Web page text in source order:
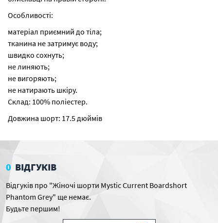
Особливості:
матеріал приємний до тіла;
тканина не затримує воду;
швидко сохнуть;
не линяють;
не вигоряють;
не натирають шкіру.
Склад: 100% поліестер.
Довжина шорт: 17.5 дюймів
0 ВІДГУКІВ
Відгуків про "Жіночі шорти Mystic Current Boardshort
Phantom Grey" ще немає.
Будьте першим!